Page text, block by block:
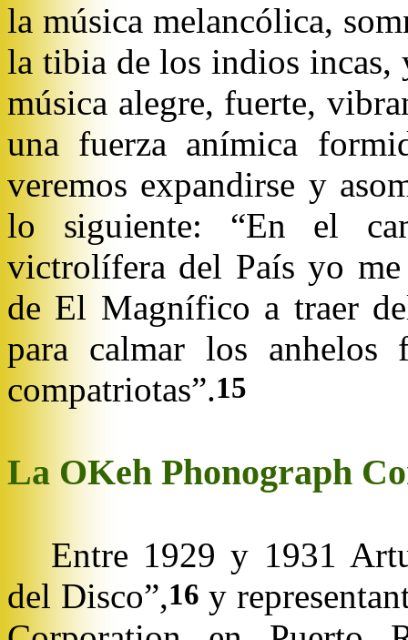
la música melancólica,
la tibia de los indios incas,
música alegre, fuerte,
una fuerza anímica
veremos expandirse y
lo siguiente: “En el
victrolífera del País yo
de El Magnífico a traer
para calmar los anhelos
compatriotas”.15
La OKeh Phonograph
Entre 1929 y 1931
del Disco”,16 y